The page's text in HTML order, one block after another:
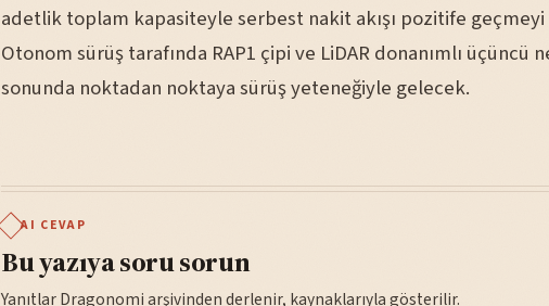
adetlik toplam kapasiteyle serbest nakit akışı pozitife
Otonom sürüş tarafında RAP1 çipi ve LiDAR donanımlı üçüncü
sonunda noktadan noktaya sürüş yeteneğiyle gelecek.
AI CEVAP
Bu yazıya soru sorun
Yanıtlar Dragonomi arşivinden derlenir, kaynaklarıyla gösterilir.